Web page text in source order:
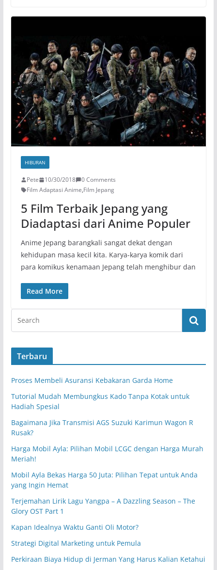
HIBURAN
Pete 10/30/2018
0 Comments
Film Adaptasi Anime,Film Jepang
5 Film Terbaik Jepang yang
Diadaptasi dari Anime Populer
Anime Jepang barangkali sangat dekat dengan
kehidupan masa kecil kita. Karya-karya komik dari
para komikus kenamaan Jepang telah menghibur dan
Read More
Terbaru
Proses Membeli Asuransi Kebakaran Garda Home
Tutorial Mudah Membungkus Kado Tanpa Kotak untuk
Hadiah Spesial
Bagaimana Jika Transmisi AGS Suzuki Karimun Wagon R
Rusak?
Harga Mobil Ayla: Pilihan Mobil LCGC dengan Harga Murah
Meriah!
Mobil Ayla Bekas Harga 50 Juta: Pilihan Tepat untuk Anda
yang Ingin Hemat
Terjemahan Lirik Lagu Yangpa – A Dazzling Season – The
Glory OST Part 1
Kapan Idealnya Waktu Ganti Oli Motor?
Strategi Digital Marketing untuk Pemula
Perkiraan Biaya Hidup di Jerman Yang Harus Kalian Ketahui